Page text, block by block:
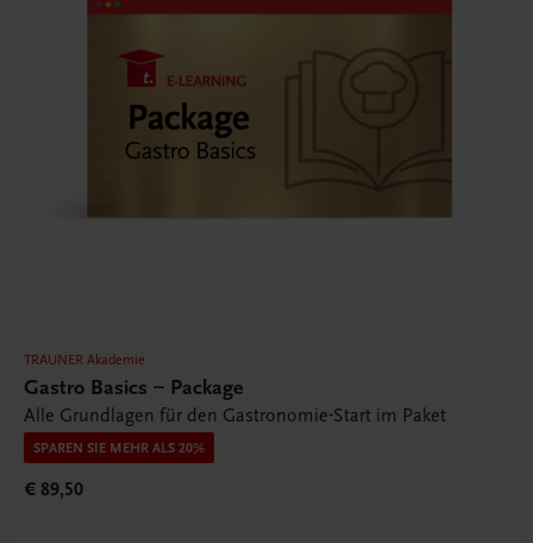
TRAUNER Akademie
Gastro Basics – Package
Alle Grundlagen für den Gastronomie-Start im Paket
SPAREN SIE MEHR ALS 20%
€ 89,50